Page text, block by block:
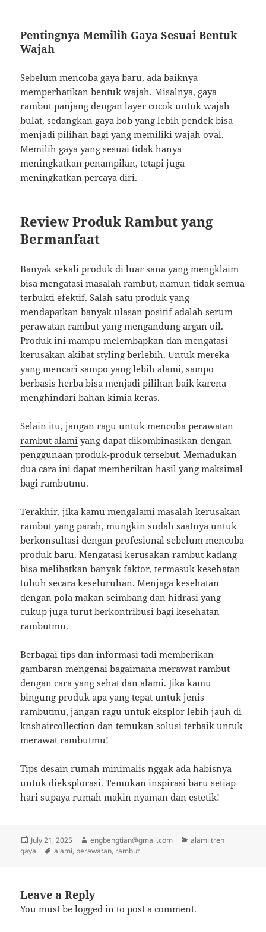
Pentingnya Memilih Gaya Sesuai Bentuk
Wajah
Sebelum mencoba gaya baru, ada baiknya
memperhatikan bentuk wajah. Misalnya, gaya
rambut panjang dengan layer cocok untuk wajah
bulat, sedangkan gaya bob yang lebih pendek bisa
menjadi pilihan bagi yang memiliki wajah oval.
Memilih gaya yang sesuai tidak hanya
meningkatkan penampilan, tetapi juga
meningkatkan percaya diri.
Review Produk Rambut yang
Bermanfaat
Banyak sekali produk di luar sana yang mengklaim
bisa mengatasi masalah rambut, namun tidak semua
terbukti efektif. Salah satu produk yang
mendapatkan banyak ulasan positif adalah serum
perawatan rambut yang mengandung argan oil.
Produk ini mampu melembapkan dan mengatasi
kerusakan akibat styling berlebih. Untuk mereka
yang mencari sampo yang lebih alami, sampo
berbasis herba bisa menjadi pilihan baik karena
menghindari bahan kimia keras.
Selain itu, jangan ragu untuk mencobaperawatan
rambut alami yang dapat dikombinasikan dengan
penggunaan produk-produk tersebut. Memadukan
dua cara ini dapat memberikan hasil yang maksimal
bagi rambutmu.
Terakhir, jika kamu mengalami masalah kerusakan
rambut yang parah, mungkin sudah saatnya untuk
berkonsultasi dengan profesional sebelum mencoba
produk baru. Mengatasi kerusakan rambut kadang
bisa melibatkan banyak faktor, termasuk kesehatan
tubuh secara keseluruhan. Menjaga kesehatan
dengan pola makan seimbang dan hidrasi yang
cukup juga turut berkontribusi bagi kesehatan
rambutmu.
Berbagai tips dan informasi tadi memberikan
gambaran mengenai bagaimana merawat rambut
dengan cara yang sehat dan alami. Jika kamu
bingung produk apa yang tepat untuk jenis
rambutmu, jangan ragu untuk eksplor lebih jauh di
knshaircollection dan temukan solusi terbaik untuk
merawat rambutmu!
Tips desain rumah minimalis nggak ada habisnya
untuk dieksplorasi. Temukan inspirasi baru setiap
hari supaya rumah makin nyaman dan estetik!
Posted
on
July 21, 2025 Author
engbengtian@gmail.com Categories
alami tren
gaya
Tags
alami, perawatan, rambut
Leave a Reply
You must belogged in to post a comment.